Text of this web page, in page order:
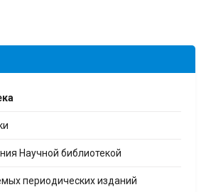
Научной библиотекой
периодических изданий